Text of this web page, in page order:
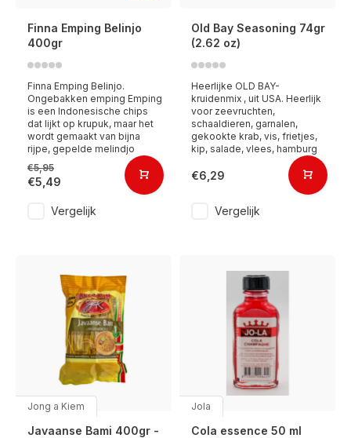
Finna Emping Belinjo
400gr
Finna Emping Belinjo.
Ongebakken emping Emping
is een Indonesische chips
dat lijkt op krupuk, maar het
wordt gemaakt van bijna
rijpe, gepelde melindjo
€5,95
€5,49
Vergelijk
Old Bay Seasoning 74gr
(2.62 oz)
Heerlijke OLD BAY-
kruidenmix , uit USA. Heerlijk
voor zeevruchten,
schaaldieren, garnalen,
gekookte krab, vis, frietjes,
kip, salade, vlees, hamburg
€6,29
Vergelijk
Jong a Kiem
Javaanse Bami 400gr -
Jola
Cola essence 50 ml